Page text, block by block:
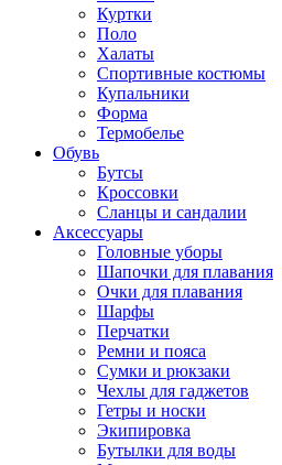
Куртки
Поло
Халаты
Спортивные костюмы
Купальники
Форма
Термобелье
Обувь
Бутсы
Кроссовки
Сланцы и сандалии
Аксессуары
Головные уборы
Шапочки для плавания
Очки для плавания
Шарфы
Перчатки
Ремни и пояса
Сумки и рюкзаки
Чехлы для гаджетов
Гетры и носки
Экипировка
Бутылки для воды